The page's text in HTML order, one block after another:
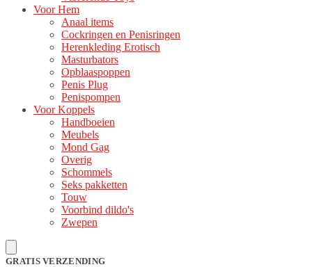
Voor Hem
Anaal items
Cockringen en Penisringen
Herenkleding Erotisch
Masturbators
Opblaaspoppen
Penis Plug
Penispompen
Voor Koppels
Handboeien
Meubels
Mond Gag
Overig
Schommels
Seks pakketten
Touw
Voorbind dildo's
Zwepen
GRATIS VERZENDING